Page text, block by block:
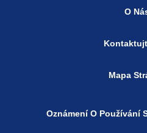
O
Mapa
Oznámení O Používání